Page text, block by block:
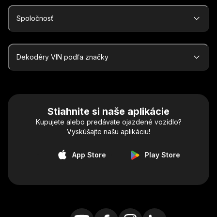
Spoločnosť
Dekodéry VIN podľa značky
Stiahnite si naše aplikácie
Kupujete alebo predávate ojazdené vozidlo?
Vyskúšajte našu aplikáciu!
App Store Play Store